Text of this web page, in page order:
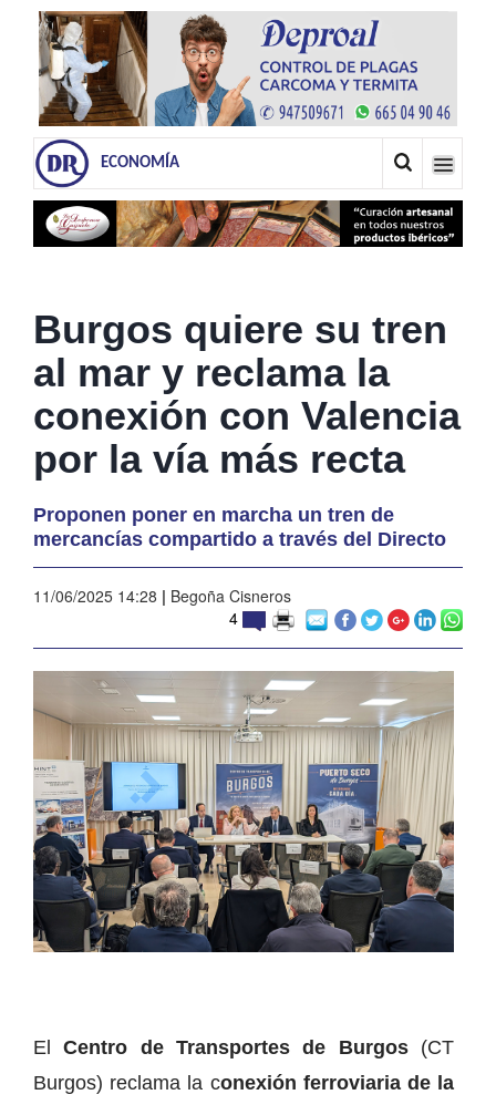
ECONOMÍA
Burgos quiere su tren
al mar y reclama la
conexión con Valencia
por la vía más recta
Proponen poner en marcha un tren de
mercancías compartido a través del Directo
11/06/2025 14:28 | Begoña Cisneros
4
ElCentro de Transportes de Burgos(CT
Burgos) reclama la conexión ferroviaria de la